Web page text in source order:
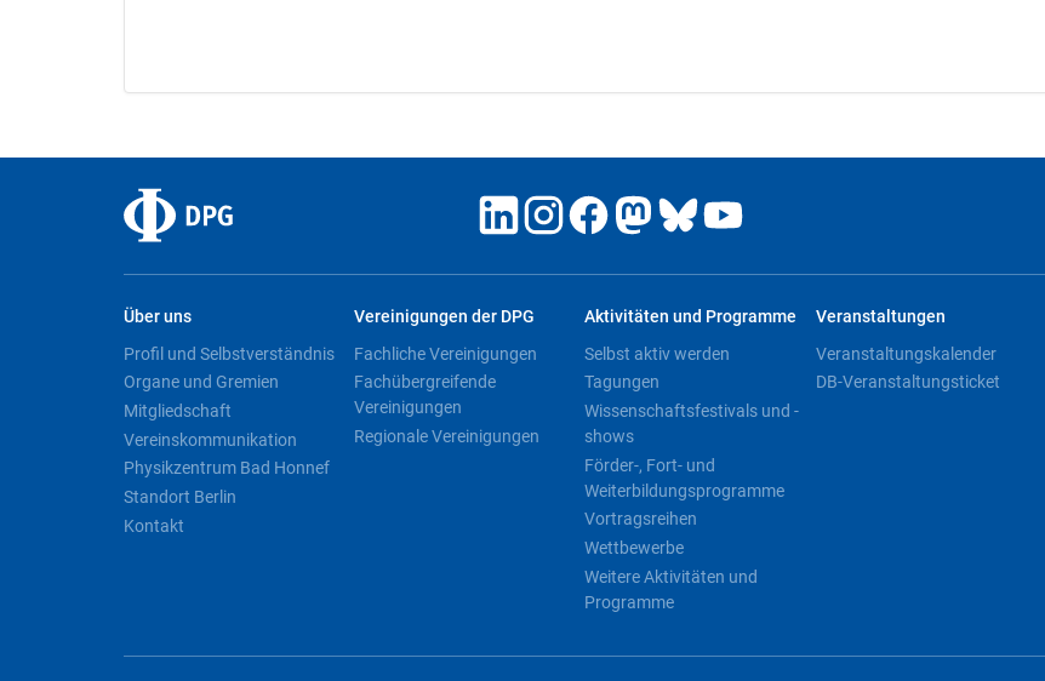
Über uns
Profil und Selbstverständnis
Organe und Gremien
Mitgliedschaft
Vereinskommunikation
Physikzentrum Bad Honnef
Standort Berlin
Kontakt
Vereinigungen der DPG
Fachliche Vereinigungen
Fachübergreifende
Vereinigungen
Regionale Vereinigungen
Aktivitäten und Programme
Selbst aktiv werden
Tagungen
Wissenschaftsfestivals und -
shows
Förder-, Fort- und
Weiterbildungsprogramme
Vortragsreihen
Wettbewerbe
Weitere Aktivitäten und
Programme
Veranstaltungen
Veranstaltungskalender
DB-Veranstaltungsticket